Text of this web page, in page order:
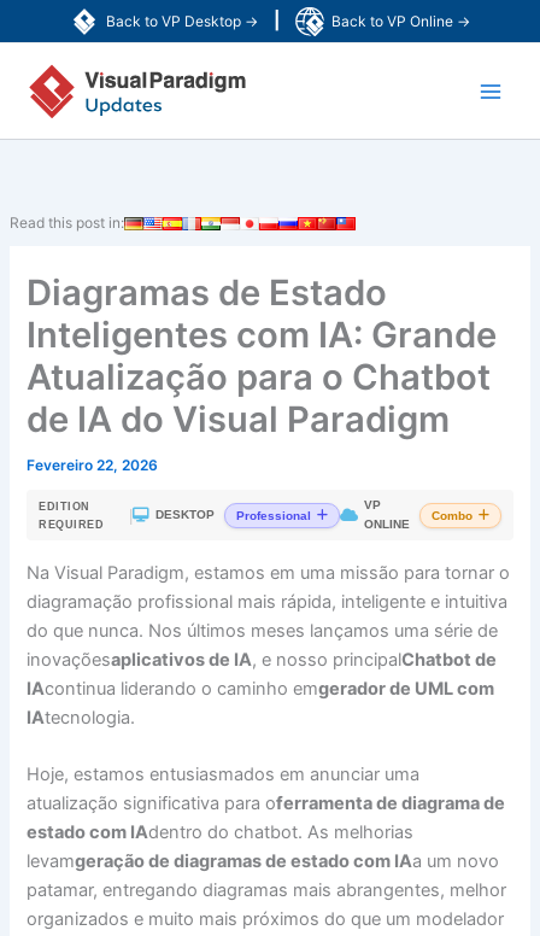
Back to VP Desktop → Back to VP Online →
to
content
Read this post in:
Diagramas de Estado
Inteligentes com IA: Grande
Atualização para o Chatbot
de IA do Visual Paradigm
Fevereiro 22, 2026
EDITION
REQUIRED
DESKTOP Professional
VP
ONLINE
Combo
Na Visual Paradigm, estamos em uma missão para tornar o
diagramação profissional mais rápida, inteligente e intuitiva
do que nunca. Nos últimos meses lançamos uma série de
inovaçõesaplicativos de IA, e nosso principalChatbot de
IAcontinua liderando o caminho emgerador de UML com
IAtecnologia.
Hoje, estamos entusiasmados em anunciar uma
atualização significativa para oferramenta de diagrama de
estado com IAdentro do chatbot. As melhorias
levamgeração de diagramas de estado com IAa um novo
patamar, entregando diagramas mais abrangentes, melhor
organizados e muito mais próximos do que um modelador